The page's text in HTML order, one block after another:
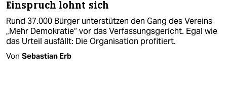
Einspruch lohnt sich
Rund 37.000 Bürger unterstützen den Gang des Vereins
„Mehr Demokratie“ vor das Verfassungsgericht. Egal wie
das Urteil ausfällt: Die Organisation profitiert.
Von Sebastian Erb